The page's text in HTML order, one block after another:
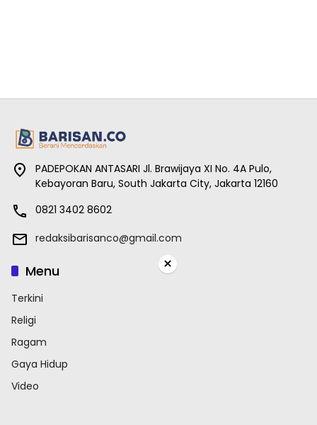
PADEPOKAN ANTASARI Jl. Brawijaya XI No. 4A Pulo,
Kebayoran Baru, South Jakarta City, Jakarta 12160
0821 3402 8602
redaksibarisanco@gmail.com
Menu
Terkini
Religi
Ragam
Gaya Hidup
Video
×